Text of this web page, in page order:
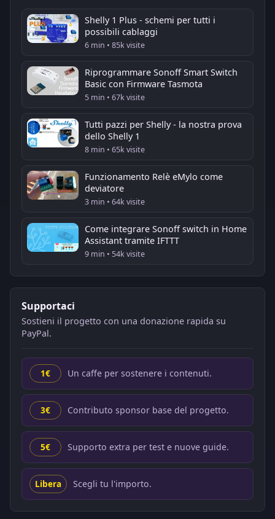
Shelly 1 Plus - schemi per tutti i
possibili cablaggi
6 min • 85k visite
Riprogrammare Sonoff Smart Switch
Basic con Firmware Tasmota
5 min • 67k visite
Tutti pazzi per Shelly - la nostra prova
dello Shelly 1
8 min • 65k visite
Funzionamento Relè eMylo come
deviatore
3 min • 64k visite
Come integrare Sonoff switch in Home
Assistant tramite IFTTT
9 min • 54k visite
Supportaci
Sostieni il progetto con una donazione rapida su
PayPal.
1€ Un caffe per sostenere i contenuti.
3€ Contributo sponsor base del progetto.
5€ Supporto extra per test e nuove guide.
Libera Scegli tu l'importo.